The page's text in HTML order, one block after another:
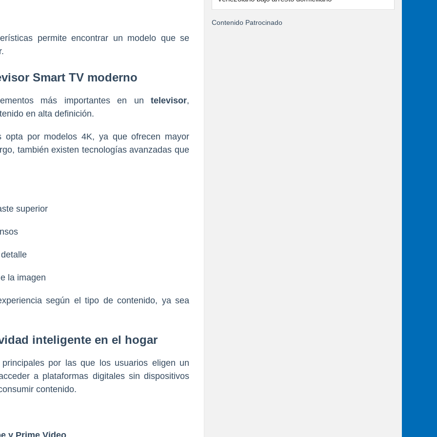
permite encontrar un modelo que se
Smart TV moderno
más importantes en un televisor,
en alta definición.
por modelos 4K, ya que ofrecen mayor
también existen tecnologías avanzadas que
superior
la imagen
según el tipo de contenido, ya sea
inteligente en el hogar
por las que los usuarios eligen un
a plataformas digitales sin dispositivos
contenido.
y Prime Video
Contenido Patrocinado